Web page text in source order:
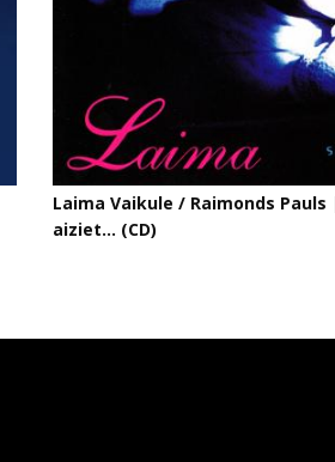
Laima Vaikule / Raimonds
aiziet... (CD)